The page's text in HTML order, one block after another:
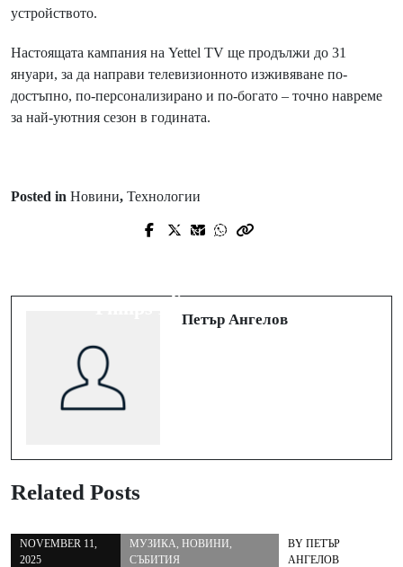
устройството.
Настоящата кампания на Yettel TV ще продължи до 31
януари, за да направи телевизионното изживяване по-
достъпно, по-персонализирано и по-богато – точно навреме
за най-уютния сезон в годината.
Posted in Новини, Технологии
Prev Post
Коледа
Next Post
Петър Ангелов
Related Posts
NOVEMBER 11,
2025
МУЗИКА НОВИНИ
СЪБИТИЯ
BY ПЕТЪР
АНГЕЛОВ